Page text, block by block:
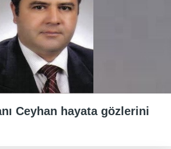
Ceyhan hayata gözlerini